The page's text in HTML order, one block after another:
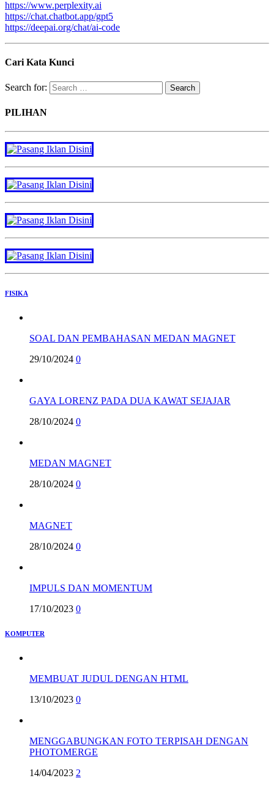
https://www.perplexity.ai
https://chat.chatbot.app/gpt5
https://deepai.org/chat/ai-code
Cari Kata Kunci
Search for:
PILIHAN
FISIKA
SOAL DAN PEMBAHASAN MEDAN MAGNET
29/10/2024 0
GAYA LORENZ PADA DUA KAWAT SEJAJAR
28/10/2024 0
MEDAN MAGNET
28/10/2024 0
MAGNET
28/10/2024 0
IMPULS DAN MOMENTUM
17/10/2023 0
KOMPUTER
MEMBUAT JUDUL DENGAN HTML
13/10/2023 0
MENGGABUNGKAN FOTO TERPISAH DENGAN
PHOTOMERGE
14/04/2023 2